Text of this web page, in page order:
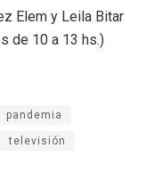
Elem y Leila Bitar
de 10 a 13 hs.)
pandemia
televisión